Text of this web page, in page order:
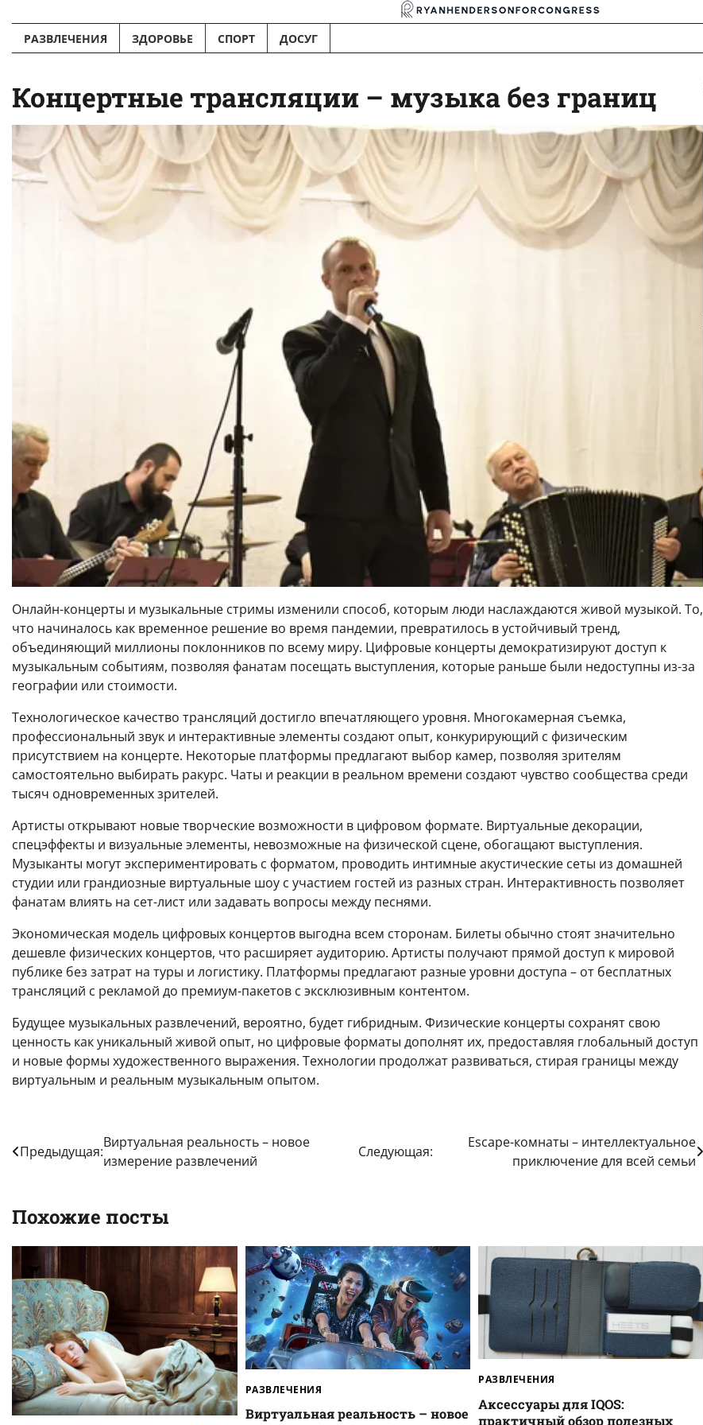
содержимому
РАЗВЛЕЧЕНИЯ ЗДОРОВЬЕ СПОРТ ДОСУГ
Концертные трансляции – музыка без границ
Онлайн-концерты и музыкальные стримы изменили способ, которым люди наслаждаются живой музыкой. То,
что начиналось как временное решение во время пандемии, превратилось в устойчивый тренд,
объединяющий миллионы поклонников по всему миру. Цифровые концерты демократизируют доступ к
музыкальным событиям, позволяя фанатам посещать выступления, которые раньше были недоступны из-за
географии или стоимости.
Технологическое качество трансляций достигло впечатляющего уровня. Многокамерная съемка,
профессиональный звук и интерактивные элементы создают опыт, конкурирующий с физическим
присутствием на концерте. Некоторые платформы предлагают выбор камер, позволяя зрителям
самостоятельно выбирать ракурс. Чаты и реакции в реальном времени создают чувство сообщества среди
тысяч одновременных зрителей.
Артисты открывают новые творческие возможности в цифровом формате. Виртуальные декорации,
спецэффекты и визуальные элементы, невозможные на физической сцене, обогащают выступления.
Музыканты могут экспериментировать с форматом, проводить интимные акустические сеты из домашней
студии или грандиозные виртуальные шоу с участием гостей из разных стран. Интерактивность позволяет
фанатам влиять на сет-лист или задавать вопросы между песнями.
Экономическая модель цифровых концертов выгодна всем сторонам. Билеты обычно стоят значительно
дешевле физических концертов, что расширяет аудиторию. Артисты получают прямой доступ к мировой
публике без затрат на туры и логистику. Платформы предлагают разные уровни доступа – от бесплатных
трансляций с рекламой до премиум-пакетов с эксклюзивным контентом.
Будущее музыкальных развлечений, вероятно, будет гибридным. Физические концерты сохранят свою
ценность как уникальный живой опыт, но цифровые форматы дополнят их, предоставляя глобальный доступ
и новые формы художественного выражения. Технологии продолжат развиваться, стирая границы между
виртуальным и реальным музыкальным опытом.
Навигация
Предыдущая:
Виртуальная реальность – новое
измерение развлечений
Следующая:
Escape-комнаты – интеллектуальное
приключение для всей семьи
Похожие посты
РАЗВЛЕЧЕНИЯ
Виртуальная реальность – новое
РАЗВЛЕЧЕНИЯ
Аксессуары для IQOS:
практичный обзор полезных